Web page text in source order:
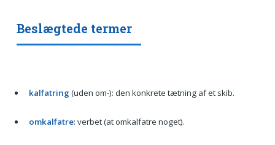
Beslægtede termer
kalfatring (uden om-): den konkrete tætning af et skib.
omkalfatre: verbet (at omkalfatre noget).